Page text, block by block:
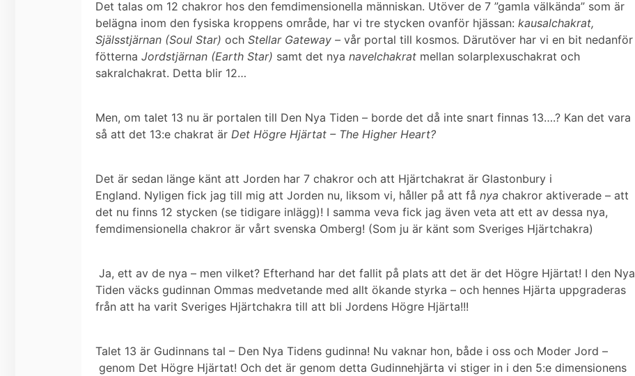
Det talas om 12 chakror hos den femdimensionella människan. Utöver de 7 ”gamla välkända” som är
belägna inom den fysiska kroppens område, har vi tre stycken ovanför hjässan: kausalchakrat,
Själsstjärnan (Soul Star) och Stellar Gateway – vår portal till kosmos. Därutöver har vi en bit nedanför
fötterna Jordstjärnan (Earth Star) samt det nya navelchakrat mellan solarplexuschakrat och
sakralchakrat. Detta blir 12…
Men, om talet 13 nu är portalen till Den Nya Tiden – borde det då inte snart finnas 13….? Kan det vara
så att det 13:e chakrat är Det Högre Hjärtat – The Higher Heart?
Det är sedan länge känt att Jorden har 7 chakror och att Hjärtchakrat är Glastonbury i
England. Nyligen fick jag till mig att Jorden nu, liksom vi, håller på att få nya chakror aktiverade – att
det nu finns 12 stycken (se tidigare inlägg)! I samma veva fick jag även veta att ett av dessa nya,
femdimensionella chakror är vårt svenska Omberg! (Som ju är känt som Sveriges Hjärtchakra)
Ja, ett av de nya – men vilket? Efterhand har det fallit på plats att det är det Högre Hjärtat! I den Nya
Tiden väcks gudinnan Ommas medvetande med allt ökande styrka – och hennes Hjärta uppgraderas
från att ha varit Sveriges Hjärtchakra till att bli Jordens Högre Hjärta!!!
Talet 13 är Gudinnans tal – Den Nya Tidens gudinna! Nu vaknar hon, både i oss och Moder Jord –
genom Det Högre Hjärtat! Och det är genom detta Gudinnehjärta vi stiger in i den 5:e dimensionens